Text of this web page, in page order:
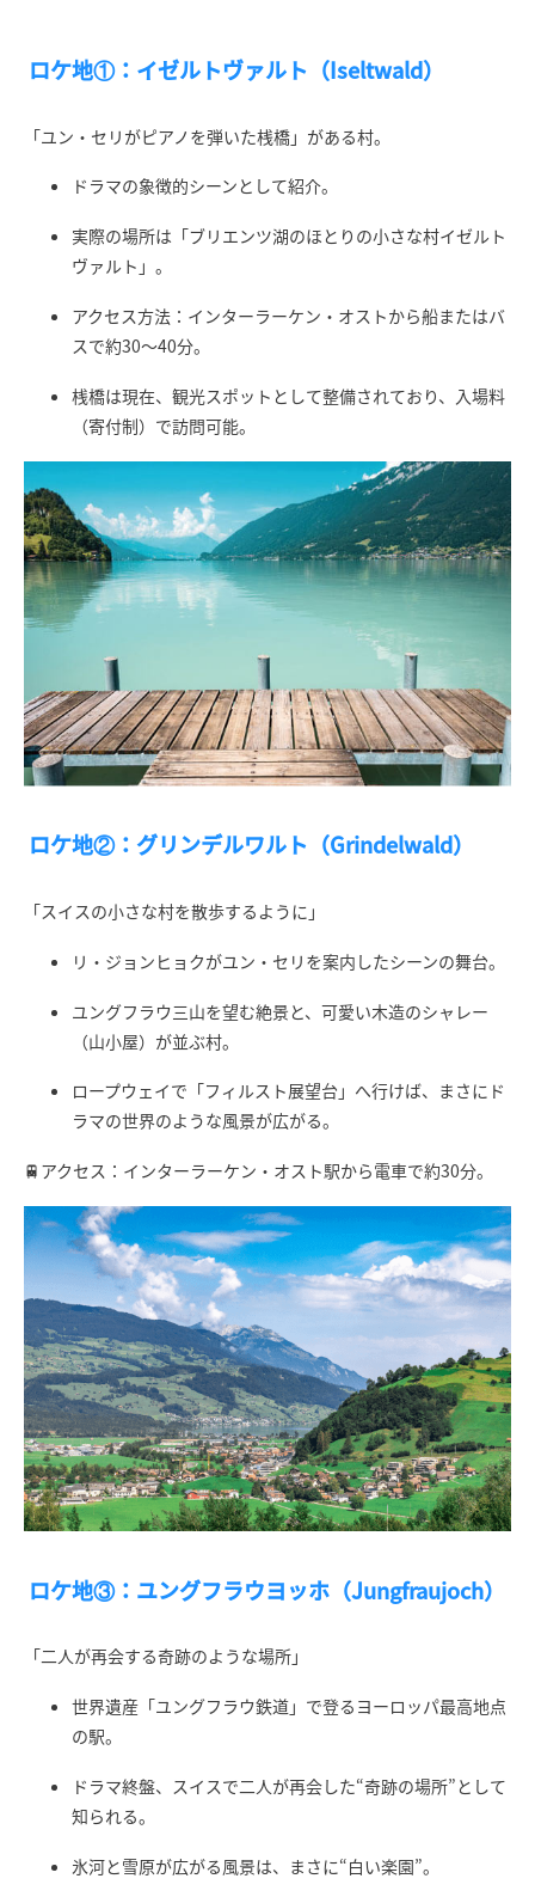
ロケ地①：イゼルトヴァルト（Iseltwald）
「ユン・セリがピアノを弾いた桟橋」がある村。
ドラマの象徴的シーンとして紹介。
実際の場所は「ブリエンツ湖のほとりの小さな村イゼルト
ヴァルト」。
アクセス方法：インターラーケン・オストから船またはバ
スで約30〜40分。
桟橋は現在、観光スポットとして整備されており、入場料
（寄付制）で訪問可能。
ロケ地②：グリンデルワルト（Grindelwald）
「スイスの小さな村を散歩するように」
リ・ジョンヒョクがユン・セリを案内したシーンの舞台。
ユングフラウ三山を望む絶景と、可愛い木造のシャレー
（山小屋）が並ぶ村。
ロープウェイで「フィルスト展望台」へ行けば、まさにド
ラマの世界のような風景が広がる。
🚆アクセス：インターラーケン・オスト駅から電車で約30分。
ロケ地③：ユングフラウヨッホ（Jungfraujoch）
「二人が再会する奇跡のような場所」
世界遺産「ユングフラウ鉄道」で登るヨーロッパ最高地点
の駅。
ドラマ終盤、スイスで二人が再会した“奇跡の場所”として
知られる。
氷河と雪原が広がる風景は、まさに“白い楽園”。